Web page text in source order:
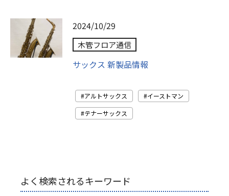
2024/10/29
木管フロア通信
サックス 新製品情報
アルトサックス
イーストマン
テナーサックス
よく検索されるキーワード